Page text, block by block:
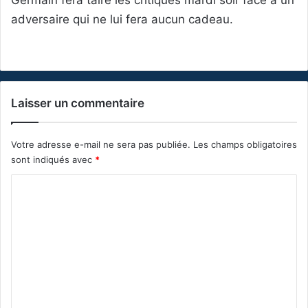
adversaire qui ne lui fera aucun cadeau.
Laisser un commentaire
Votre adresse e-mail ne sera pas publiée. Les champs obligatoires
sont indiqués avec *